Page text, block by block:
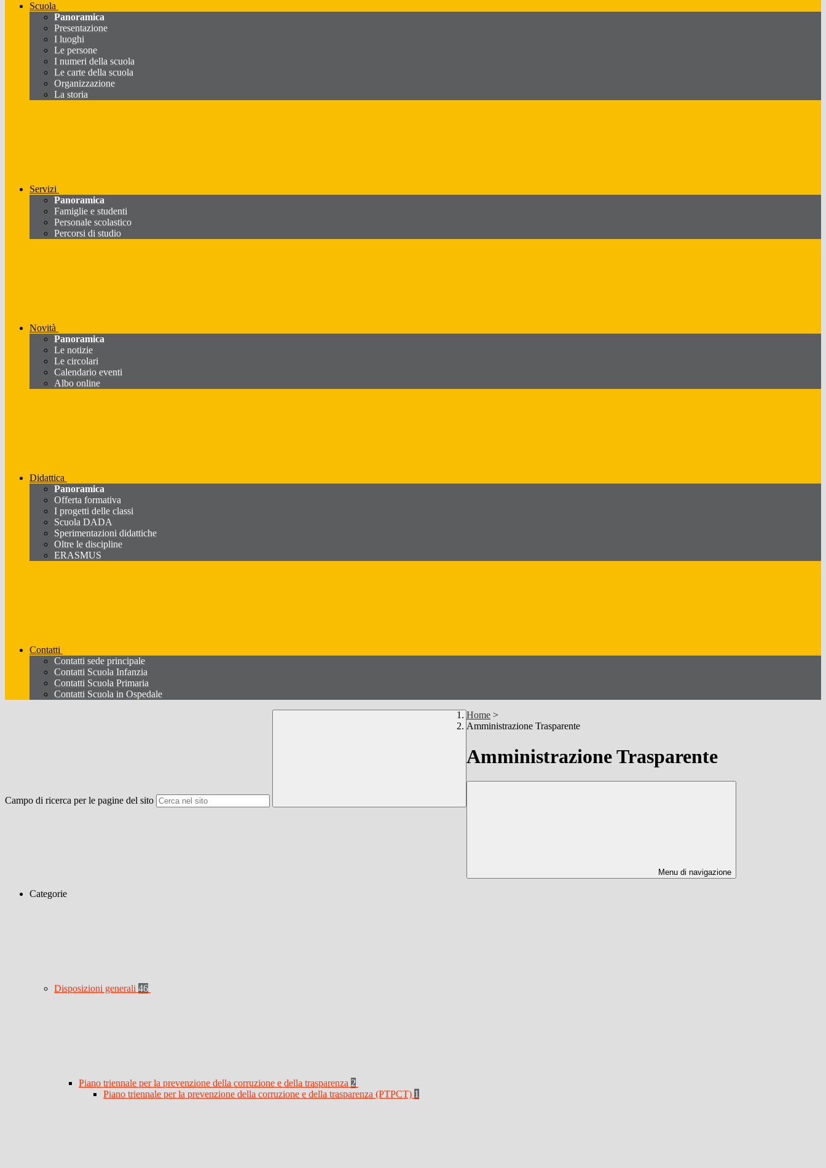
Scuola
Panoramica
Presentazione
I luoghi
Le persone
I numeri della scuola
Le carte della scuola
Organizzazione
La storia
Servizi
Panoramica
Famiglie e studenti
Personale scolastico
Percorsi di studio
Novità
Panoramica
Le notizie
Le circolari
Calendario eventi
Albo online
Didattica
Panoramica
Offerta formativa
I progetti delle classi
Scuola DADA
Sperimentazioni didattiche
Oltre le discipline
ERASMUS
Contatti
Contatti sede principale
Contatti Scuola Infanzia
Contatti Scuola Primaria
Contatti Scuola in Ospedale
Campo di ricerca per le pagine del sito
Home >
Amministrazione Trasparente
Amministrazione Trasparente
Menu di navigazione
Categorie
Disposizioni generali 46
Piano triennale per la prevenzione della corruzione e della trasparenza 2
Piano triennale per la prevenzione della corruzione e della trasparenza (PTPCT) 1